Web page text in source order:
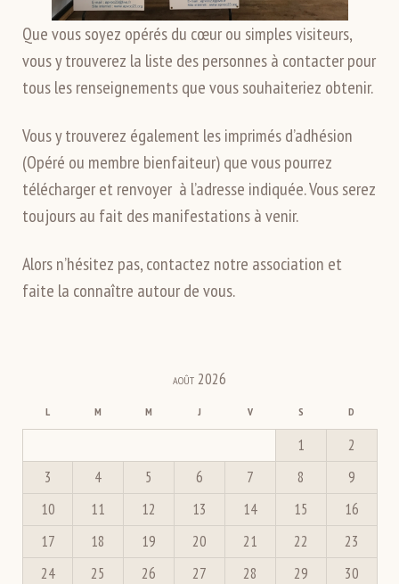
Que vous soyez opérés du cœur ou simples visiteurs,
vous y trouverez la liste des personnes à contacter pour
tous les renseignements que vous souhaiteriez obtenir.
Vous y trouverez également les imprimés d’adhésion
(Opéré ou membre bienfaiteur) que vous pourrez
télécharger et renvoyer à l’adresse indiquée. Vous serez
toujours au fait des manifestations à venir.
Alors n’hésitez pas, contactez notre association et
faite la connaître autour de vous.
août 2026
L M M J V S D
1
2
3
4 5 6 7 8
9
10
11 12 13 14 15
16
17
18 19 20 21 22
23
24
25 26 27 28 29
30